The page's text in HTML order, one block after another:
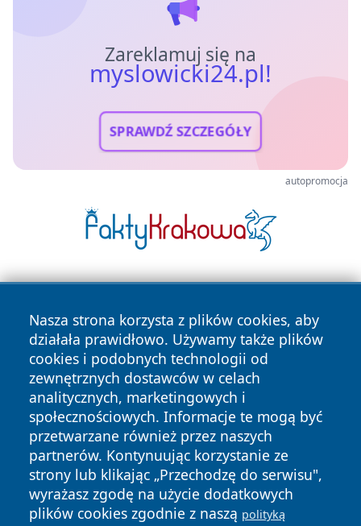
Zareklamuj się na
myslowicki24.pl!
SPRAWDŹ SZCZEGÓŁY
autopromocja
Nasza strona korzysta z plików cookies, aby
działała prawidłowo. Używamy także plików
cookies i podobnych technologii od
zewnętrznych dostawców w celach
analitycznych, marketingowych i
społecznościowych. Informacje te mogą być
przetwarzane również przez naszych
partnerów. Kontynuując korzystanie ze
strony lub klikając „Przechodzę do serwisu",
wyrażasz zgodę na użycie dodatkowych
plików cookies zgodnie z naszą polityką
Copyright © 2026 myslowicki24.pl Wszystkie prawa
zastrzeżone.
News Autorzy
Polityka
Prywatności
Polityka
Cookies